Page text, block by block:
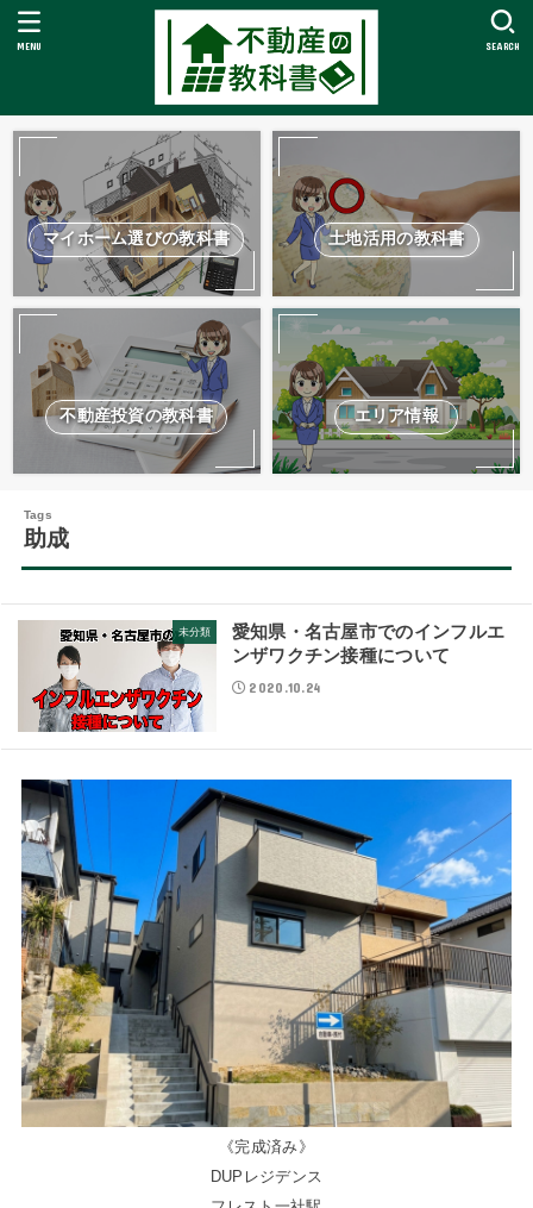
SEARCH
MENU
マイホーム選びの教科書 土地活用の教科書
不動産投資の教科書 エリア情報
助成
未分類
愛知県・名古屋市でのインフルエ
ンザワクチン接種について
2020.10.24
《完成済み》
DUPレジデンス